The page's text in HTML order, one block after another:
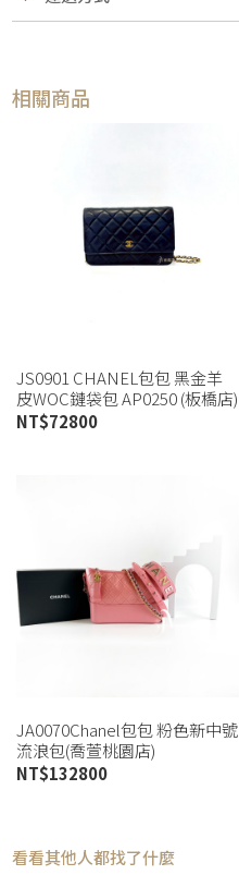
相關商品
JS0901 CHANEL包包 黑金羊
皮WOC鏈袋包 AP0250 (板橋店)
NT$72800
JA0070Chanel包包 粉色新中號
流浪包(喬萱桃園店)
NT$132800
看看其他人都找了什麼